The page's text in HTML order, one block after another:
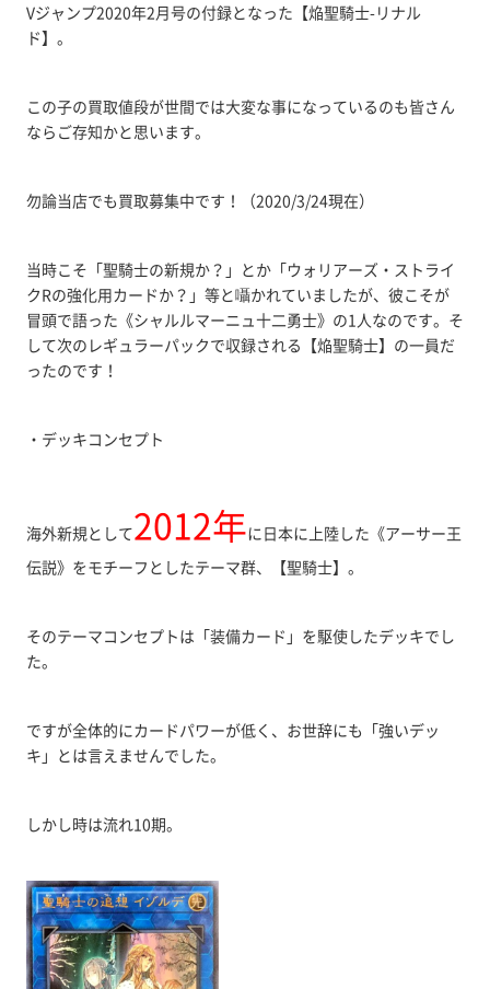
Vジャンプ2020年2月号の付録となった【焔聖騎士-リナル
ド】。
この子の買取値段が世間では大変な事になっているのも皆さん
ならご存知かと思います。
勿論当店でも買取募集中です！（2020/3/24現在）
当時こそ「聖騎士の新規か？」とか「ウォリアーズ・ストライ
クRの強化用カードか？」等と囁かれていましたが、彼こそが
冒頭で語った《シャルルマーニュ十二勇士》の1人なのです。そ
して次のレギュラーパックで収録される【焔聖騎士】の一員だ
ったのです！
・デッキコンセプト
海外新規として2012年に日本に上陸した《アーサー王
伝説》をモチーフとしたテーマ群、【聖騎士】。
そのテーマコンセプトは「装備カード」を駆使したデッキでし
た。
ですが全体的にカードパワーが低く、お世辞にも「強いデッ
キ」とは言えませんでした。
しかし時は流れ10期。